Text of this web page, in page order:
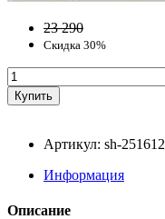
23 290
Скидка 30%
Артикул: sh-251612
Информация
Описание